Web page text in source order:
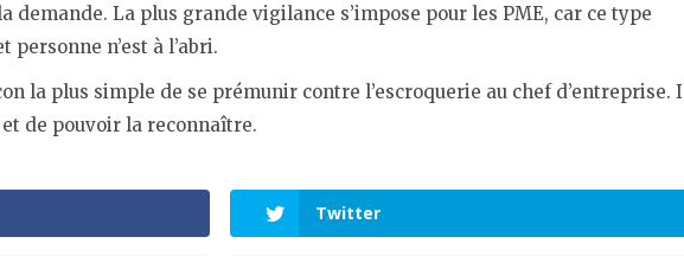
demande. La plus grande vigilance s’impose pour les PME, car ce type
personne n’est à l’abri.
la plus simple de se prémunir contre l’escroquerie au chef d’entreprise.
de pouvoir la reconnaître.
Twitter